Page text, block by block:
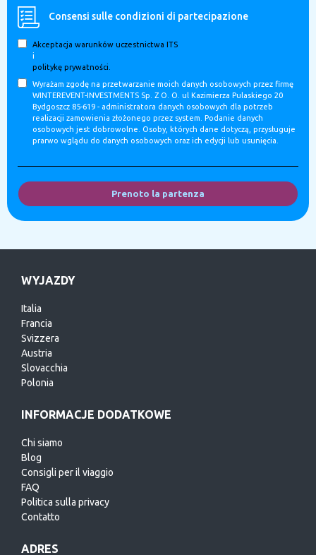
Consensi sulle condizioni di partecipazione
Akceptacja warunków uczestnictwa ITS
i
politykę prywatności.
Wyrażam zgodę na przetwarzanie moich danych osobowych przez firmę
WINTEREVENT-INVESTMENTS Sp. Z O. O. ul Kazimierza Pulaskiego 20
Bydgoszcz 85-619 - administratora danych osobowych dla potrzeb
realizacji zamowienia złożonego przez system. Podanie danych
osobowych jest dobrowolne. Osoby, których dane dotyczą, przysługuje
prarwo wglądu do danych osobowych oraz ich edycji lub usunięcia.
Prenoto la partenza
WYJAZDY
Italia
Francia
Svizzera
Austria
Slovacchia
Polonia
INFORMACJE DODATKOWE
Chi siamo
Blog
Consigli per il viaggio
FAQ
Politica sulla privacy
Contatto
ADRES